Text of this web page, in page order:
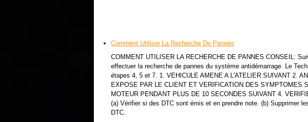
Comment Utiliser La Recherche De Pannes
COMMENT UTILISER LA RECHERCHE DE PANNES CONSEIL:
effectuer la recherche de pannes du système antidémarrage. Le
étapes 4, 5 et 7. 1. VEHICULE AMENE A L'ATELIER SUIVANT 2.
EXPOSE PAR LE CLIENT ET VERIFICATION DES SYMPTOMES
MOTEUR PENDANT PLUS DE 10 SECONDES SUIVANT 4.
(a) Vérifier si des DTC sont émis et en prendre note. (b) Supprimer
DTC.